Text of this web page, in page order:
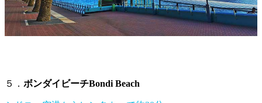
５． ボンダイビーチBondi Beach